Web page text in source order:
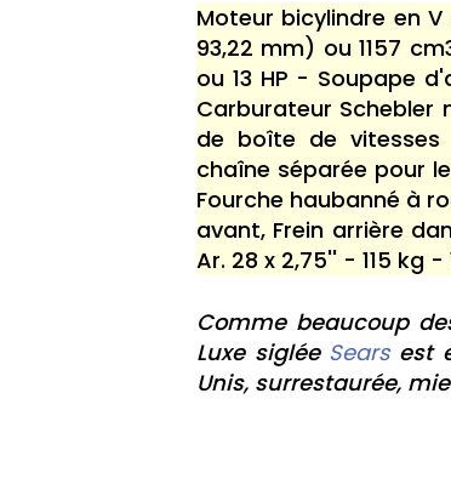
Moteur bicylindre en
93,22 mm) ou 1157
ou 13 HP - Soupape
Carburateur Schebler
de boîte de vitesses
chaîne séparée pour
Fourche haubanné à
avant, Frein arrière
Ar. 28 x 2,75'' - 115 kg -
Comme beaucoup
Luxe siglée Searsest
Unis, surrestaurée,